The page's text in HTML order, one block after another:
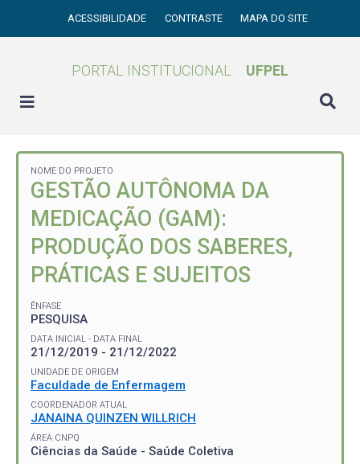
ACESSIBILIDADE CONTRASTE MAPA DO SITE
PORTAL INSTITUCIONAL UFPEL
NOME DO PROJETO
GESTÃO AUTÔNOMA DA
MEDICAÇÃO (GAM):
PRODUÇÃO DOS SABERES,
PRÁTICAS E SUJEITOS
ÊNFASE
PESQUISA
DATA INICIAL - DATA FINAL
21/12/2019 - 21/12/2022
UNIDADE DE ORIGEM
Faculdade de Enfermagem
COORDENADOR ATUAL
JANAINA QUINZEN WILLRICH
ÁREA CNPQ
Ciências da Saúde - Saúde Coletiva